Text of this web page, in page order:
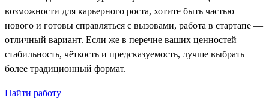
возможности для карьерного роста, хотите быть частью
нового и готовы справляться с вызовами, работа в стартапе —
отличный вариант. Если же в перечне ваших ценностей
стабильность, чёткость и предсказуемость, лучше выбрать
более традиционный формат.
Найти работу